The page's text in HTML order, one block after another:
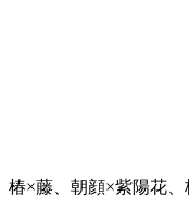
椿×藤、朝顔×紫陽花